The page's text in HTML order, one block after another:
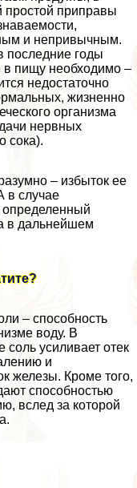
простой приправы
и непривычным.
последние годы
в пищу необходимо –
недостаточно
жизненно
организма
нервных
сока).
– избыток ее
в случае
определенный
в дальнейшем
– способность
воду. В
усиливает отек
и
железы. Кроме того,
способностью
вслед за которой